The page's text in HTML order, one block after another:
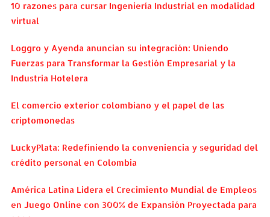
10 razones para cursar Ingeniería Industrial en modalidad
virtual
Loggro y Ayenda anuncian su integración: Uniendo
Fuerzas para Transformar la Gestión Empresarial y la
Industria Hotelera
El comercio exterior colombiano y el papel de las
criptomonedas
LuckyPlata: Redefiniendo la conveniencia y seguridad del
crédito personal en Colombia
América Latina Lidera el Crecimiento Mundial de Empleos
en Juego Online con 300% de Expansión Proyectada para